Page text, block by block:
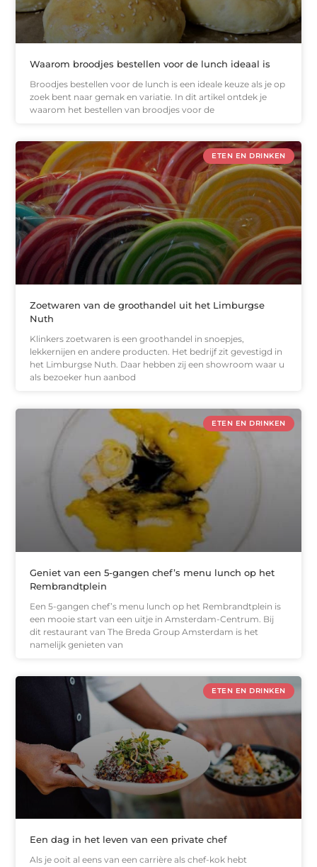
Waarom broodjes bestellen voor de lunch ideaal is
Broodjes bestellen voor de lunch is een ideale keuze als je op
zoek bent naar gemak en variatie. In dit artikel ontdek je
waarom het bestellen van broodjes voor de
ETEN EN DRINKEN
Zoetwaren van de groothandel uit het Limburgse
Nuth
Klinkers zoetwaren is een groothandel in snoepjes,
lekkernijen en andere producten. Het bedrijf zit gevestigd in
het Limburgse Nuth. Daar hebben zij een showroom waar u
als bezoeker hun aanbod
ETEN EN DRINKEN
Geniet van een 5-gangen chef’s menu lunch op het
Rembrandtplein
Een 5-gangen chef’s menu lunch op het Rembrandtplein is
een mooie start van een uitje in Amsterdam-Centrum. Bij
dit restaurant van The Breda Group Amsterdam is het
namelijk genieten van
ETEN EN DRINKEN
Een dag in het leven van een private chef
Als je ooit al eens van een carrière als chef-kok hebt